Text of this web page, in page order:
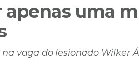
uma
vaga do lesionado Wilker